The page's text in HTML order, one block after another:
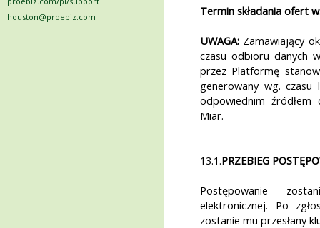
houston@proebiz.com
Termin składania ofert
UWAGA: Zamawiający
czasu odbioru danych
przez Platformę
generowany wg. czasu
odpowiednim źródłem
Miar.
13.1.PRZEBIEG
Postępowanie
elektronicznej. Po
zostanie mu przesłany